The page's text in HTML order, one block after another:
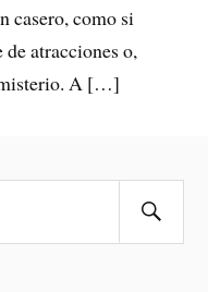
casero, como si
atracciones o,
misterio. A […]